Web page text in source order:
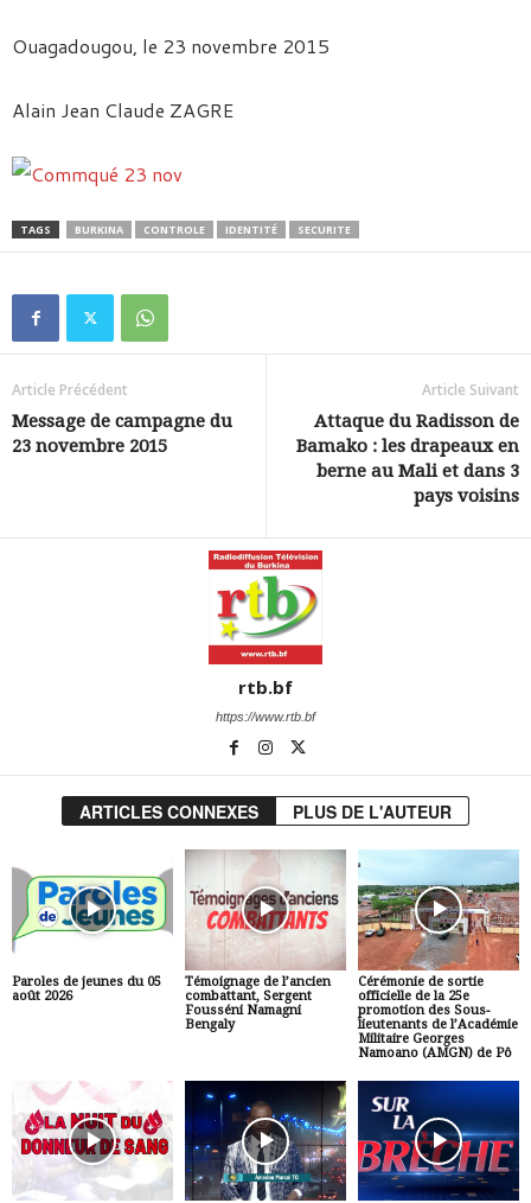
Ouagadougou, le 23 novembre 2015
Alain Jean Claude ZAGRE
TAGS BURKINA CONTROLE IDENTITÉ SECURITE
Article Précédent
Message de campagne du
23 novembre 2015
Article Suivant
Attaque du Radisson de
Bamako : les drapeaux en
berne au Mali et dans 3
pays voisins
rtb.bf
https://www.rtb.bf
ARTICLES CONNEXES PLUS DE L'AUTEUR
Paroles de jeunes du 05
août 2026
Témoignage de l’ancien
combattant, Sergent
Fousséni Namagni
Bengaly
Cérémonie de sortie
officielle de la 25e
promotion des Sous-
lieutenants de l’Académie
Militaire Georges
Namoano (AMGN) de Pô